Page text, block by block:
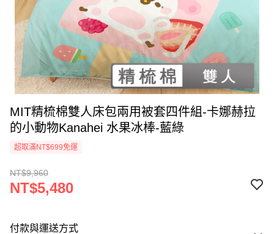
MIT精梳棉雙人床包兩用被套四件組-卡娜赫拉
的小動物Kanahei 水果冰棒-藍綠
超取滿NT$699免運
NT$9,960
NT$5,480
付款與運送方式